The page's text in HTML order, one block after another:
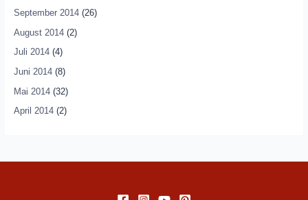
September 2014(26)
August 2014(2)
Juli 2014(4)
Juni 2014(8)
Mai 2014(32)
April 2014(2)